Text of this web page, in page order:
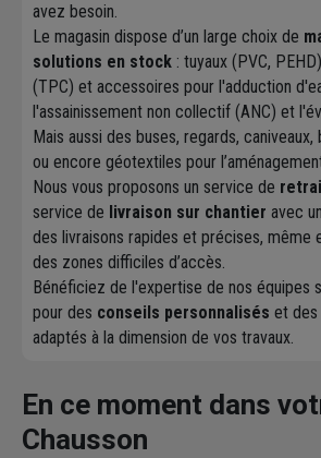
avez besoin.
Le magasin dispose d’un large choix de
solutions en stock : tuyaux (PVC,
(TPC) et accessoires pour l'adduction
l'assainissement non collectif (ANC) et
Mais aussi des buses, regards,
ou encore géotextiles pour
Nous vous proposons un service de
service de livraison sur chantier avec
des livraisons rapides et précises, même
des zones difficiles d’accès.
Bénéficiez de l'expertise de nos équipes
pour des conseils personnalisés et des
adaptés à la dimension de vos travaux.
En ce moment dans
Chausson